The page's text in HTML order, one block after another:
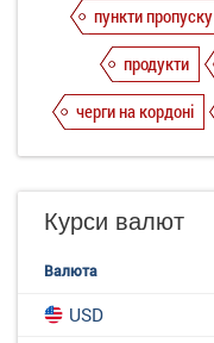
пункти пропуску
продукти
черги на кордоні
Курси валют
Валюта
USD